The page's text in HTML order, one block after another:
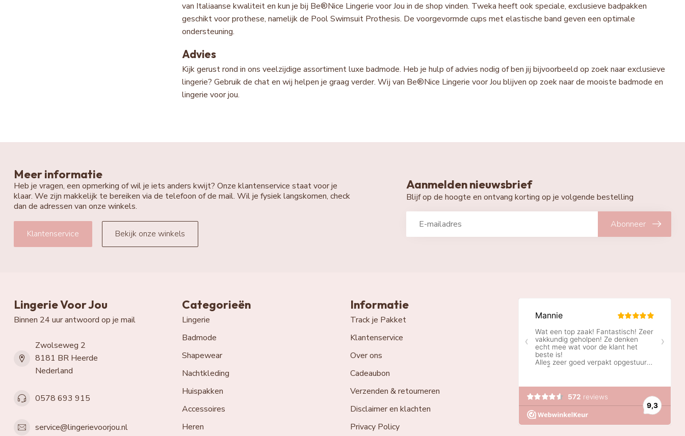
van Italiaanse kwaliteit en kun je bij Be®Nice Lingerie voor Jou in de shop vinden. Tweka heeft ook speciale, exclusieve badpakken
geschikt voor prothese, namelijk de Pool Swimsuit Prothesis. De voorgevormde cups met elastische band geven een optimale
ondersteuning.
Advies
Kijk gerust rond in ons veelzijdige assortiment luxe badmode. Heb je hulp of advies nodig of ben jij bijvoorbeeld op zoek naar exclusieve
lingerie? Gebruik de chat en wij helpen je graag verder. Wij van Be®Nice Lingerie voor Jou blijven op zoek naar de mooiste badmode en
lingerie voor jou.
Meer informatie
Heb je vragen, een opmerking of wil je iets anders kwijt? Onze klantenservice staat voor je
klaar. We zijn makkelijk te bereiken via de telefoon of de mail. Wil je fysiek langskomen, check
dan de adressen van onze winkels.
Klantenservice Bekijk onze winkels
Aanmelden nieuwsbrief
Blijf op de hoogte en ontvang korting op je volgende bestelling
Abonneer
Lingerie Voor Jou
Binnen 24 uur antwoord op je mail
Zwolseweg 2
8181 BR Heerde
Nederland
0578 693 915
service@lingerievoorjou.nl
Categorieën
Lingerie
Badmode
Shapewear
Nachtkleding
Huispakken
Accessoires
Heren
Informatie
Track je Pakket
Klantenservice
Over ons
Cadeaubon
Verzenden & retourneren
Disclaimer en klachten
Privacy Policy